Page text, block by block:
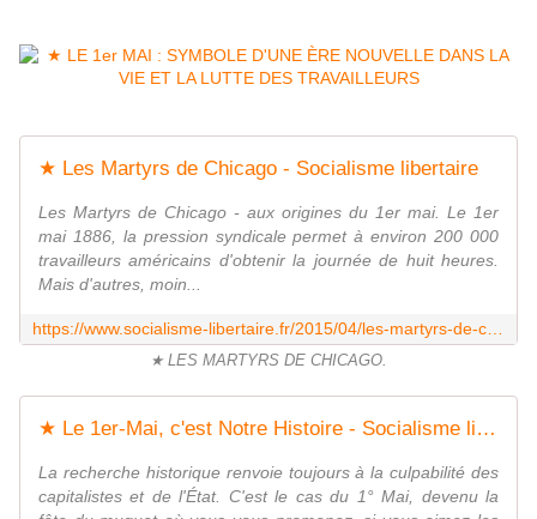
★ Les Martyrs de Chicago - Socialisme libertaire
Les Martyrs de Chicago - aux origines du 1er mai. Le 1er
mai 1886, la pression syndicale permet à environ 200 000
travailleurs américains d'obtenir la journée de huit heures.
Mais d'autres, moin...
★ LES MARTYRS DE CHICAGO.
★ Le 1er-Mai, c'est Notre Histoire - Socialisme libertaire
La recherche historique renvoie toujours à la culpabilité des
capitalistes et de l'État. C'est le cas du 1° Mai, devenu la